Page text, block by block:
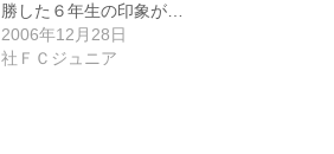
勝した６年生の印象が…
2006年12月28日
社ＦＣジュニア